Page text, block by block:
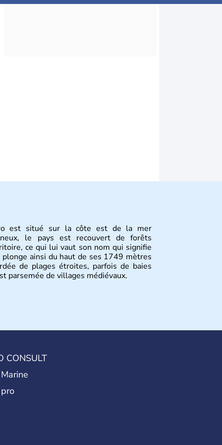
est situé sur la côte est de la mer
le pays est recouvert de forêts
ce qui lui vaut son nom qui signifie
ainsi du haut de ses 1749 mètres
de plages étroites, parfois de baies
parsemée de villages médiévaux.
CONSULT